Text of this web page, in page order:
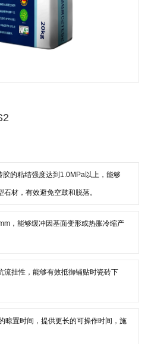
的粘结强度达到1.0MPa以上，能够
材，有效避免空鼓和脱落。
，能够缓冲因基面变形或热胀冷缩产
流挂性，能够有效抵御铺贴时瓷砖下
晾置时间，提供更长的可操作时间，施